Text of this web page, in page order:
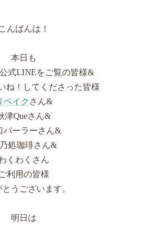
こんばんは！
本日も
式LINEをご覧の皆様&
ね！してくださった皆様
ベイク さん&
津Queさん&
パーラーさん&
処珈琲さん&
くわくさん
ご利用の皆様
うございます。
明日は